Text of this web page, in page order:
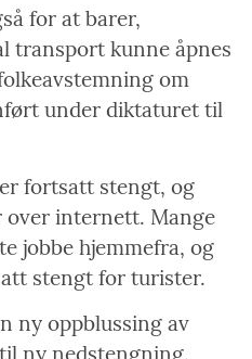
for at barer,
transport kunne åpnes
om
under diktaturet til
fortsatt stengt, og
internett. Mange
jobbe hjemmefra, og
stengt for turister.
ny oppblussing av